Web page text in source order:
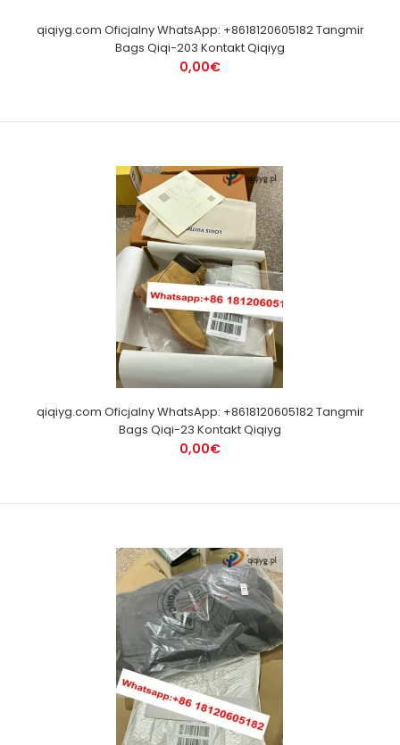
qiqiyg.com Oficjalny WhatsApp: +8618120605182 Tangmir
Bags Qiqi-203 Kontakt Qiqiyg
0,00€
qiqiyg.com Oficjalny WhatsApp: +8618120605182 Tangmir
Bags Qiqi-23 Kontakt Qiqiyg
0,00€